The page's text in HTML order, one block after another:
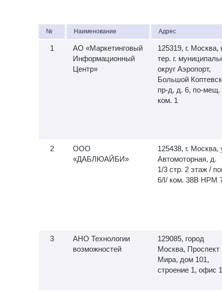
№ Наименование Адрес
АО «Маркетинговый
Информационный
Центр»
125319, г. Москва,
тер. г.
округ Аэропорт,
Большой
пр-д, д. 6, по-мещ.
ком. 1
ООО
«ДАБЛЮАЙБИ»
125438, г. Москва,
Автомоторная, д.
1/3 стр. 2 этаж /
6/I/ ком. 38В НРМ
АНО Технологии
возможностей
129085, город
Москва, Проспект
Мира, дом 101,
строение 1, офис